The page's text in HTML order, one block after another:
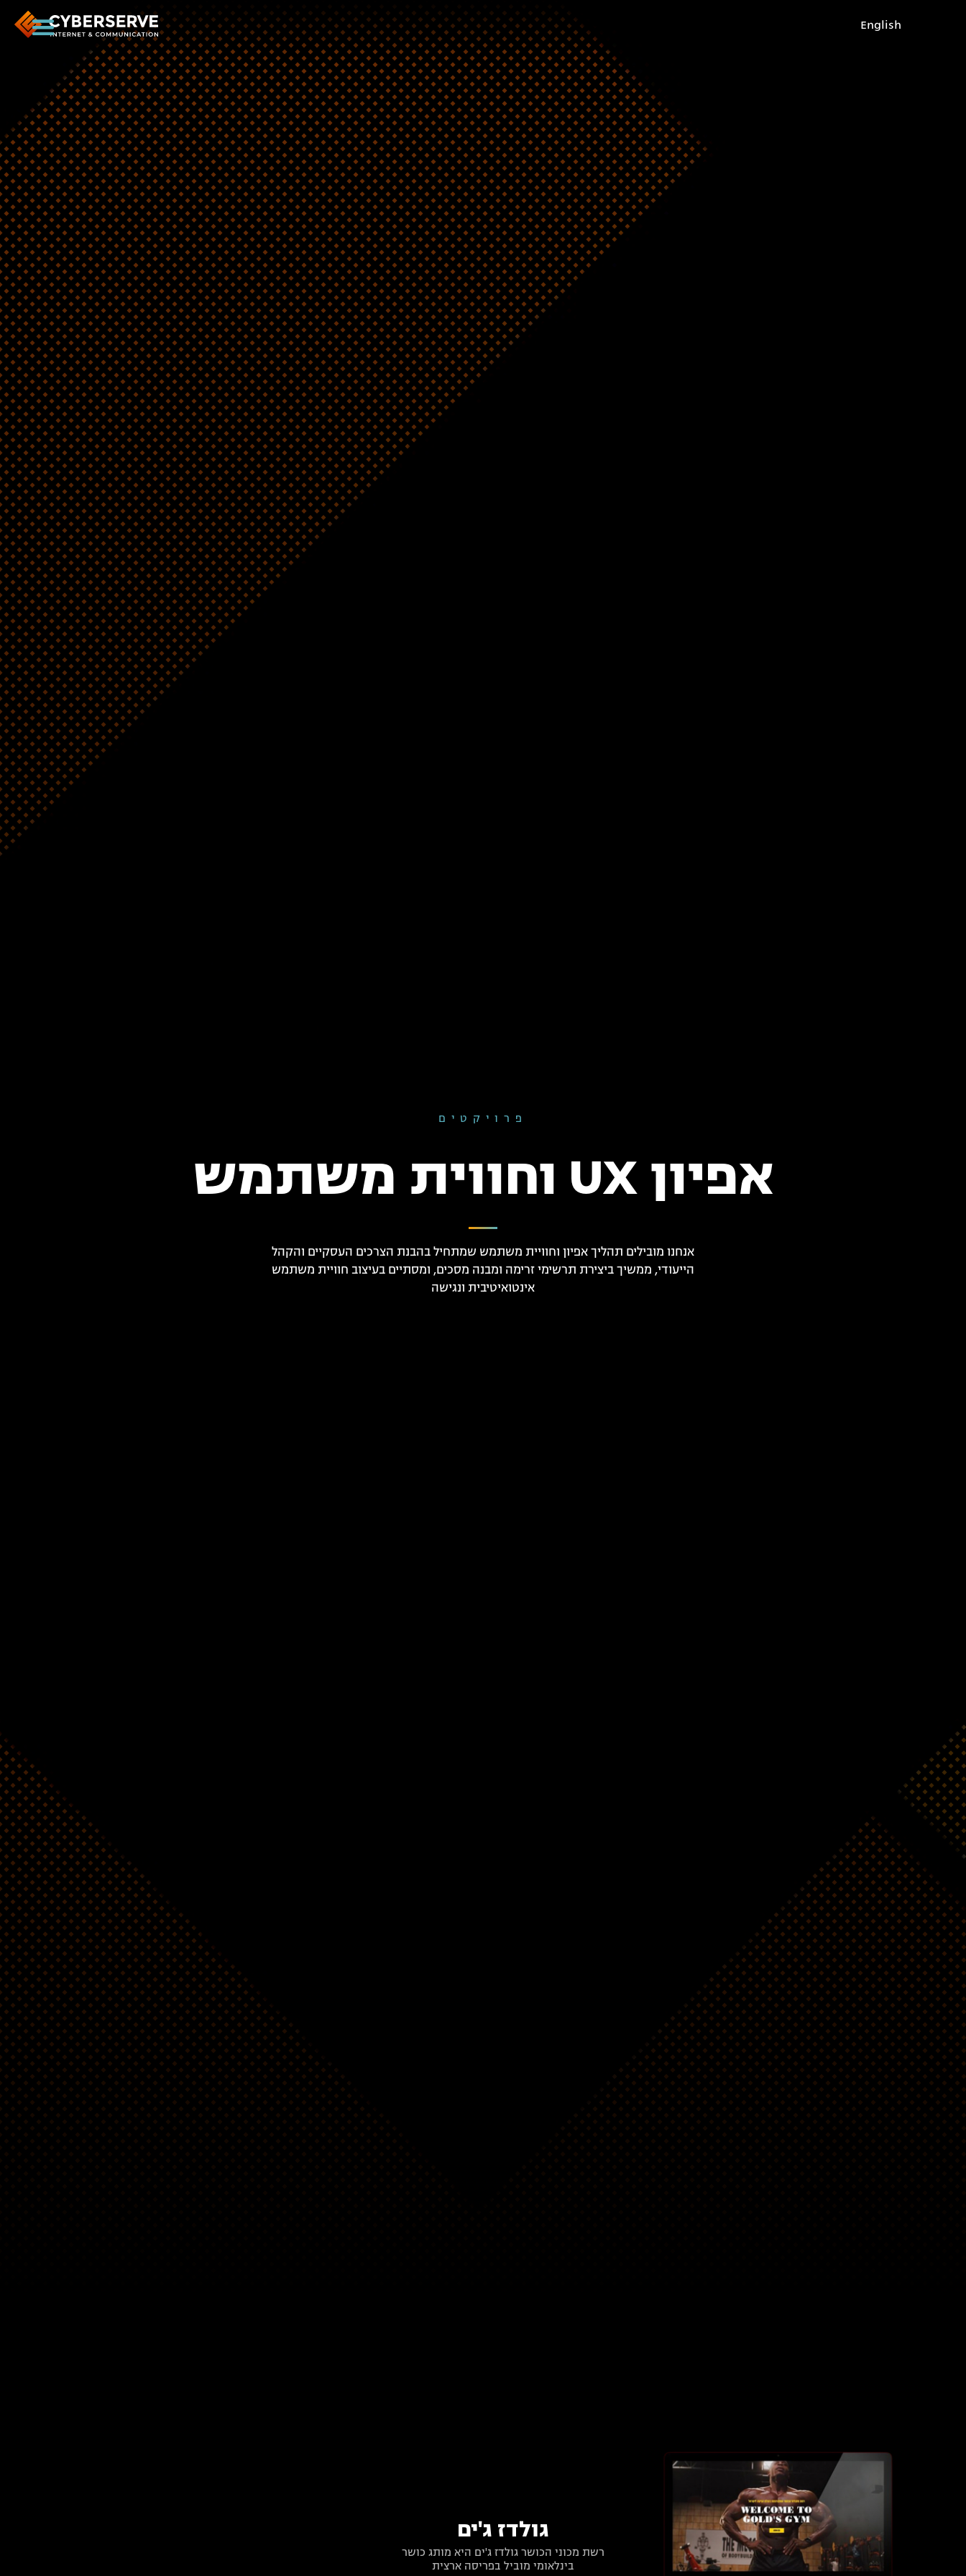
English
פרויקטים
אפיון UX וחווית משתמש
אנחנו מובילים תהליך אפיון וחוויית משתמש שמתחיל בהבנת הצרכים העסקיים והקהל
הייעודי, ממשיך ביצירת תרשימי זרימה ומבנה מסכים, ומסתיים בעיצוב חוויית משתמש
אינטואיטיבית ונגישה
גולדז ג'ים
רשת מכוני הכושר גולדז ג'ים היא מותג כושר
בינלאומי מוביל בפריסה ארצית